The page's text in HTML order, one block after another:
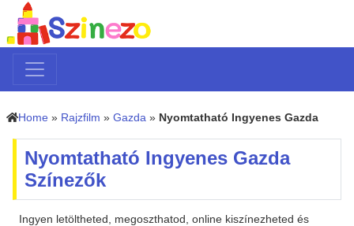
Home » Rajzfilm » Gazda » Nyomtatható Ingyenes Gazda
Nyomtatható Ingyenes Gazda
Színezők
Ingyen letöltheted, megoszthatod, online kiszínezheted és